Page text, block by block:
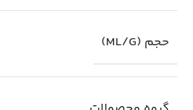
حجم (ML/G)